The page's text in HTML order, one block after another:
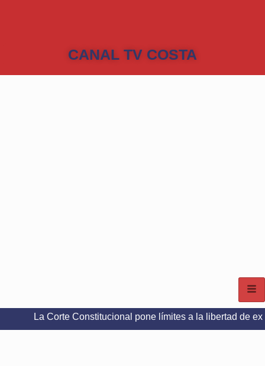
CANAL TV COSTA
Constitucional pone límites a la libertad de expresión en